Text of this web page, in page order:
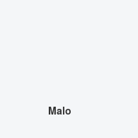
Malo